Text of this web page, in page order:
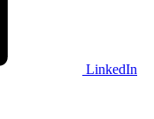
LinkedIn